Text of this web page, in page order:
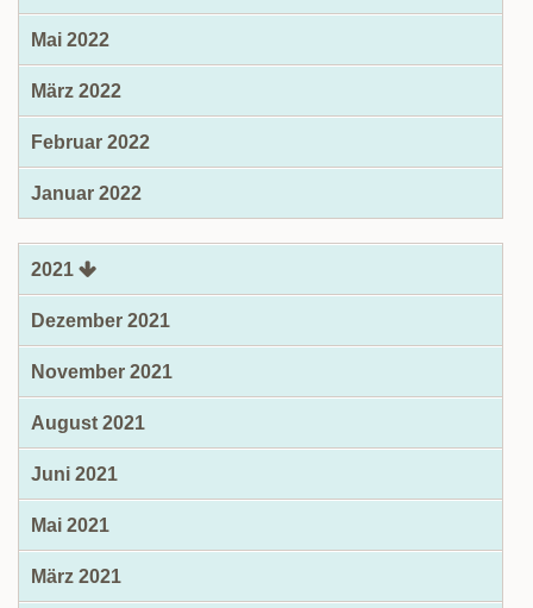
Mai 2022
März 2022
Februar 2022
Januar 2022
2021
Dezember 2021
November 2021
August 2021
Juni 2021
Mai 2021
März 2021